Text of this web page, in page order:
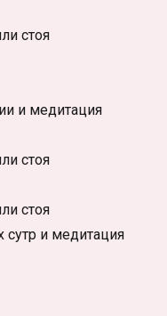
стоя
и медитация
стоя
стоя
сутр и медитация